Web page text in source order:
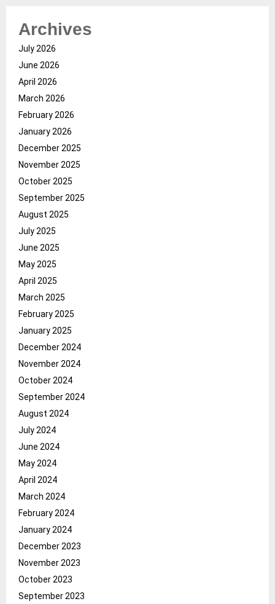
Archives
July 2026
June 2026
April 2026
March 2026
February 2026
January 2026
December 2025
November 2025
October 2025
September 2025
August 2025
July 2025
June 2025
May 2025
April 2025
March 2025
February 2025
January 2025
December 2024
November 2024
October 2024
September 2024
August 2024
July 2024
June 2024
May 2024
April 2024
March 2024
February 2024
January 2024
December 2023
November 2023
October 2023
September 2023